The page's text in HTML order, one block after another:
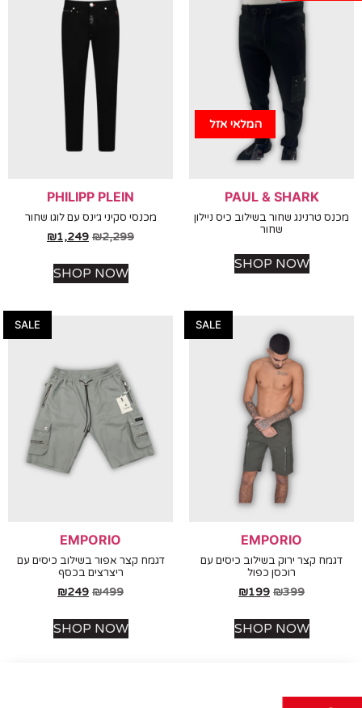
המלאי אזל
PAUL & SHARK
טרנינג שחור בשילוב כיס ניילון
SHOP NOW
PHILIPP PLEIN
מכנסי סקיני ג׳ינס עם לוגו שחור
₪2,299
₪1,249
SHOP NOW
EMPORIO
קצר ירוק בשילוב כיסים עם
רוכסן כפול
₪
₪199
SHOP NOW
EMPORIO
דגמח קצר אפור בשילוב כיסים עם
ריצרצים בכסף
₪
₪249
SHOP NOW